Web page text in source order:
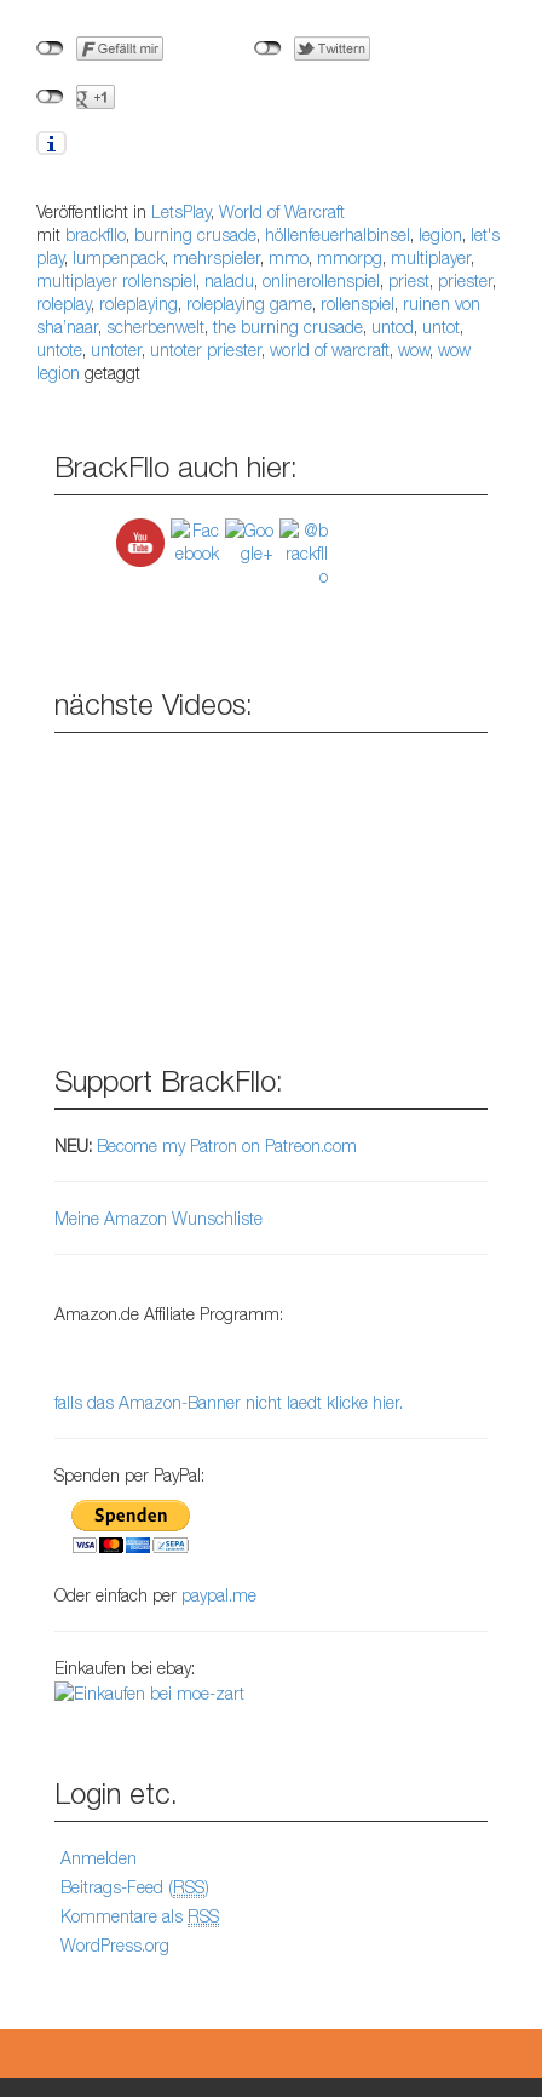
Veröffentlicht in LetsPlay, World of Warcraft
mit brackfllo, burning crusade, höllenfeuerhalbinsel, legion, let's
play, lumpenpack, mehrspieler, mmo, mmorpg, multiplayer,
multiplayer rollenspiel, naladu, onlinerollenspiel, priest, priester,
roleplay, roleplaying, roleplaying game, rollenspiel, ruinen von
sha’naar, scherbenwelt,the burning crusade, untod, untot,
untote, untoter, untoter priester, world of warcraft, wow, wow
legion getaggt
BrackFllo auch hier:
nächste Videos:
Support BrackFllo:
NEU: Become my Patron on Patreon.com
Meine Amazon Wunschliste
Amazon.de Affiliate Programm:
falls das Amazon-Banner nicht laedt klicke hier.
Spenden per PayPal:
Oder einfach per paypal.me
Einkaufen bei ebay:
Login etc.
Anmelden
Beitrags-Feed (RSS)
Kommentare als RSS
WordPress.org